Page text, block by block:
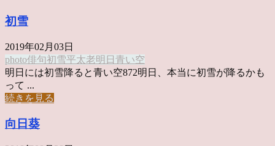
初雪
2019年02月03日
photo俳句初雪平太老明日 青い空
明日には初雪降ると青い空872明日、本当に初雪が降るかも
って ...
続きを見る
向日葵